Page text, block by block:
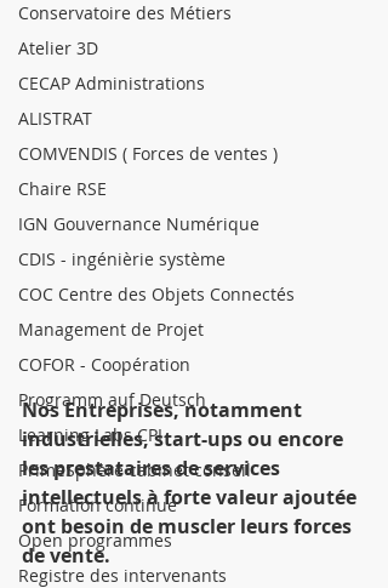
Conservatoire des Métiers
Atelier 3D
CECAP Administrations
ALISTRAT
COMVENDIS ( Forces de ventes )
Chaire RSE
IGN Gouvernance Numérique
CDIS - ingénièrie système
COC Centre des Objets Connectés
Management de Projet
COFOR - Coopération
Programm auf Deutsch
Learning Labs CPI
PrimeSphère cabinet conseil
Formation continue
Open programmes
Registre des intervenants
Nos Entreprises, notamment
industrielles, start-ups ou encore
les prestataires de services
intellectuels à forte valeur ajoutée
ont besoin de muscler leurs forces
de vente.